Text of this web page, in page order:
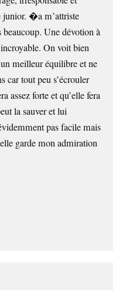
junior. �a m’attriste
Une dévotion à
On voit bien
meilleur équilibre et ne
car tout peu s’écrouler
assez forte et qu’elle fera
la sauver et lui
pas facile mais
garde mon admiration